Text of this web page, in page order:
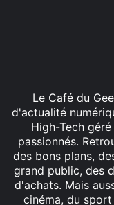
Le Café du
d'actualité
High-Tech
passionnés.
des bons plans,
grand public, des
d'achats. Mais
cinéma, du